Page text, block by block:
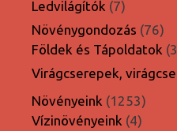
Ledvilágítók 77
termék
Növénygondozás 7676
Földek és Tápoldatok
Virágcserepek,
Növényeink 12531253
Vízinövényeink 44